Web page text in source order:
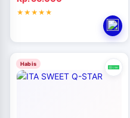
Habis